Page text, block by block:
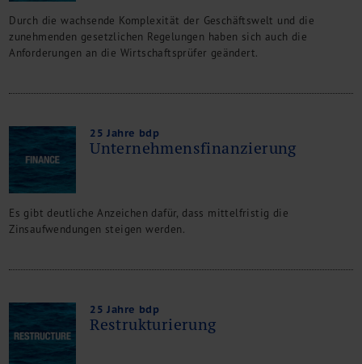
Durch die wachsende Komplexität der Geschäftswelt und die
zunehmenden gesetzlichen Regelungen haben sich auch die
Anforderungen an die Wirtschaftsprüfer geändert.
25 Jahre bdp
Unternehmensfinanzierung
Es gibt deutliche Anzeichen dafür, dass mittelfristig die
Zinsaufwendungen steigen werden.
25 Jahre bdp
Restrukturierung